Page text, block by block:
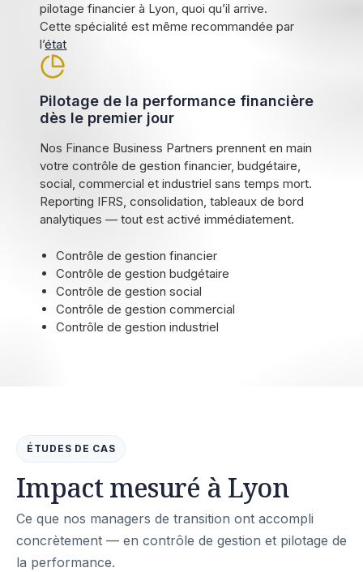
pilotage financier à Lyon, quoi qu’il arrive.
Cette spécialité est même recommandée par
l’état
Pilotage de la performance financière
dès le premier jour
Nos Finance Business Partners prennent en main
votre contrôle de gestion financier, budgétaire,
social, commercial et industriel sans temps mort.
Reporting IFRS, consolidation, tableaux de bord
analytiques — tout est activé immédiatement.
Contrôle de gestion financier
Contrôle de gestion budgétaire
Contrôle de gestion social
Contrôle de gestion commercial
Contrôle de gestion industriel
ÉTUDES DE CAS
Impact mesuré à Lyon
Ce que nos managers de transition ont accompli
concrètement — en contrôle de gestion et pilotage de
la performance.